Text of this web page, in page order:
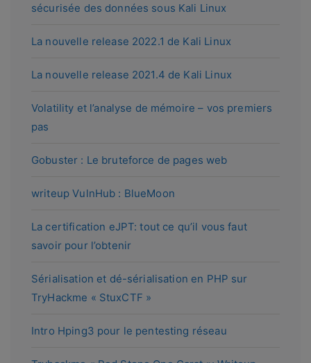
sécurisée des données sous Kali Linux
La nouvelle release 2022.1 de Kali Linux
La nouvelle release 2021.4 de Kali Linux
Volatility et l’analyse de mémoire – vos premiers
pas
Gobuster : Le bruteforce de pages web
writeup VulnHub : BlueMoon
La certification eJPT: tout ce qu’il vous faut
savoir pour l’obtenir
Sérialisation et dé-sérialisation en PHP sur
TryHackme « StuxCTF »
Intro Hping3 pour le pentesting réseau